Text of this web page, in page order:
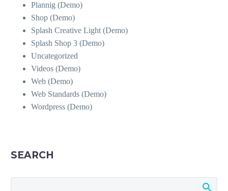
Plannig (Demo)
Shop (Demo)
Splash Creative Light (Demo)
Splash Shop 3 (Demo)
Uncategorized
Videos (Demo)
Web (Demo)
Web Standards (Demo)
Wordpress (Demo)
SEARCH